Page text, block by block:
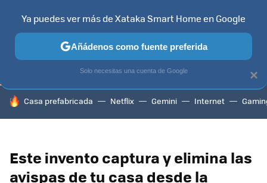
TELEVISORES CONTENIDOS SMART TV SELECCIÓN
HOY SE HABLA DE
Casa prefabricada Netflix Gemini Internet
Este invento captura y elimina las
avispas de tu casa desde la
×
Ya puedes ver más de Xataka Smart Home en Google
Añádenos como fuente preferida
Solo necesitas una cuenta de Google